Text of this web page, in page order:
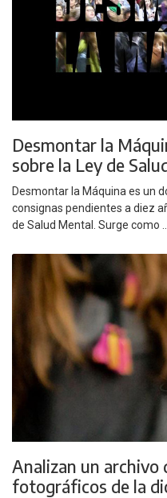
Desmontar la
sobre la Ley de
Desmontar la Máquina es un
consignas pendientes a diez
de Salud Mental. Surge como ...
Analizan un archivo
fotográficos de la